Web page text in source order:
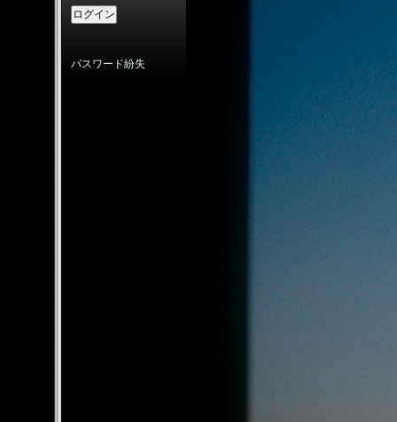
パスワード紛失